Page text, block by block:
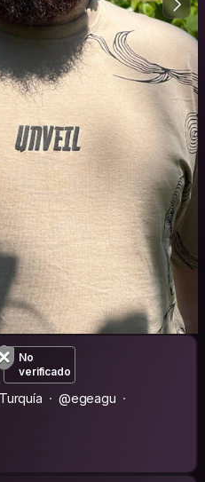
No
verificado
@egeagu